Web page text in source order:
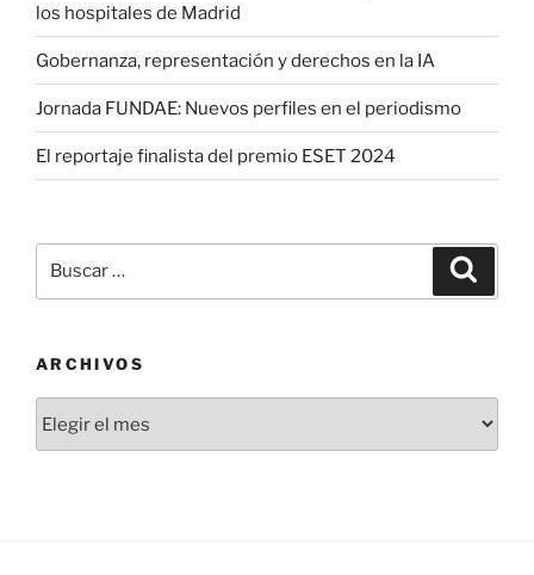
los hospitales de Madrid
Gobernanza, representación y derechos en la IA
Jornada FUNDAE: Nuevos perfiles en el periodismo
El reportaje finalista del premio ESET 2024
por:
ARCHIVOS